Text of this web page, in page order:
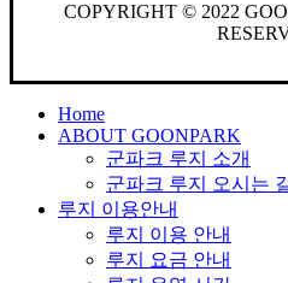
COPYRIGHT © 2022
Close
Menu
Home
ABOUT GOONPARK
군파크 루지 소개
군파크 루지 오시는
루지 이용안내
루지 이용 안내
루지 요금 안내